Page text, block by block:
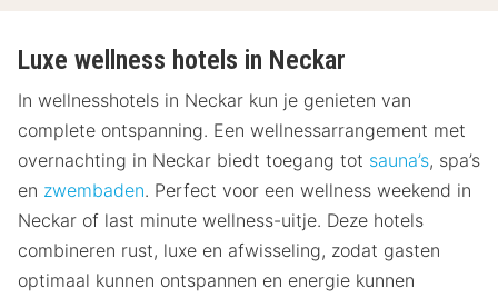
Luxe wellness hotels in Neckar
In wellnesshotels in Neckar kun je genieten van
complete ontspanning. Een wellnessarrangement met
overnachting in Neckar biedt toegang tot sauna’s, spa’s
en zwembaden. Perfect voor een wellness weekend in
Neckar of last minute wellness-uitje. Deze hotels
combineren rust, luxe en afwisseling, zodat gasten
optimaal kunnen ontspannen en energie kunnen